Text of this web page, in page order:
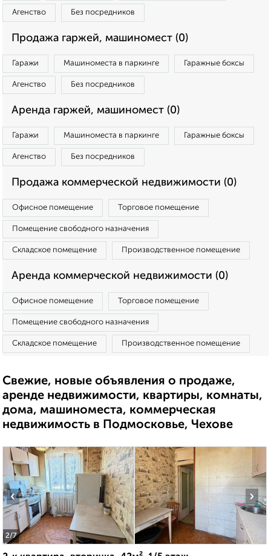
Агенство Без посредников
Продажа гаржей, машиномест (0)
Гаражи Машиноместа в паркинге Гаражные боксы
Агенство Без посредников
Аренда гаржей, машиномест (0)
Гаражи Машиноместа в паркинге Гаражные боксы
Агенство Без посредников
Продажа коммерческой недвижимости (0)
Офисное помещение Торговое помещение
Помещение свободного назначения
Складское помещение Производственное помещение
Аренда коммерческой недвижимости (0)
Офисное помещение Торговое помещение
Помещение свободного назначения
Складское помещение Производственное помещение
Свежие, новые объявления о продаже,
аренде недвижимости, квартиры, комнаты,
дома, машиноместа, коммерческая
недвижимость в Подмосковье, Чехове
2/7
‹ ›